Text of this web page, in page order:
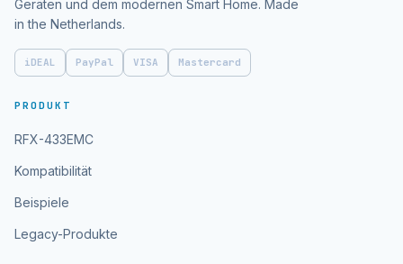
Geräten und dem modernen Smart Home. Made
in the Netherlands.
iDEAL PayPal VISA Mastercard
PRODUKT
RFX-433EMC
Kompatibilität
Beispiele
Legacy-Produkte